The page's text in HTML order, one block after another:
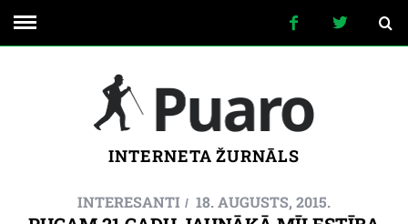
INTERNETA ŽURNĀLS
INTERESANTI 18. AUGUSTS, 2015.